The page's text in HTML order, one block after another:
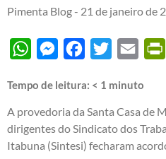
Pimenta Blog - 21 de janeiro de
WhatsAppMessengerFacebook
Twitter Email
Tempo de leitura: < 1 minuto
A provedoria da Santa Casa de
dirigentes do Sindicato dos
Itabuna (Sintesi) fecharam